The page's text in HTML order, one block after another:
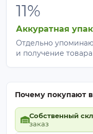
11%
Аккуратная
Отдельно
и получение
Почему покупают
Собственный
заказ